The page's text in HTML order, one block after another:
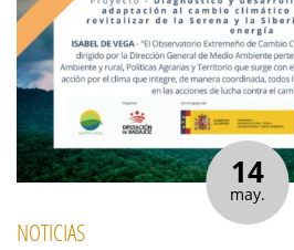
14
may.
NOTICIAS